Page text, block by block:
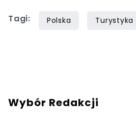
Tagi: Polska Turystyka
Wybór Redakcji